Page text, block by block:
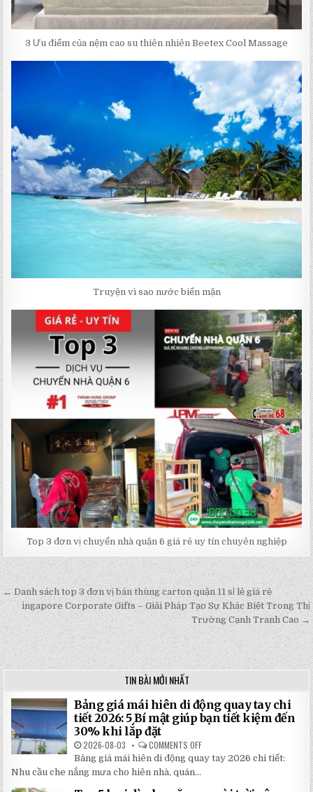
3 Ưu điểm của nệm cao su thiên nhiên Beetex Cool Massage
Truyện vì sao nước biển mặn
Top 3 đơn vị chuyển nhà quận 6 giá rẻ uy tín chuyên nghiệp
Post
navigation
← Danh sách top 3 đơn vị bán thùng carton quận 11 sỉ lẻ giá rẻ
ingapore Corporate Gifts – Giải Pháp Tạo Sự Khác Biệt Trong Thị
Trường Cạnh Tranh Cao →
TIN BÀI MỚI NHẤT
Bảng giá mái hiên di động quay tay chi
tiết 2026: 5 Bí mật giúp bạn tiết kiệm đến
30% khi lắp đặt
2026-08-03 COMMENTS OFF
BẢNG
GIÁ
Bảng giá mái hiên di động quay tay 2026 chi tiết:
Nhu cầu che nắng mưa cho hiên nhà, quán...